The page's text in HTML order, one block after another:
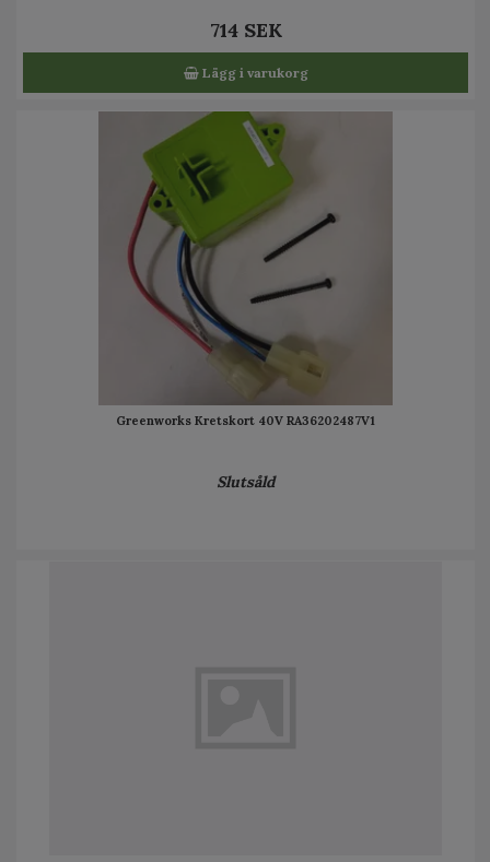
714 SEK
Lägg i varukorg
Greenworks Kretskort 40V RA36202487V1
Slutsåld